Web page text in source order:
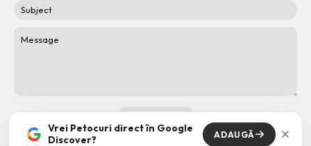
Vrei Petocuri direct în Google
Discover?
ADAUGĂ